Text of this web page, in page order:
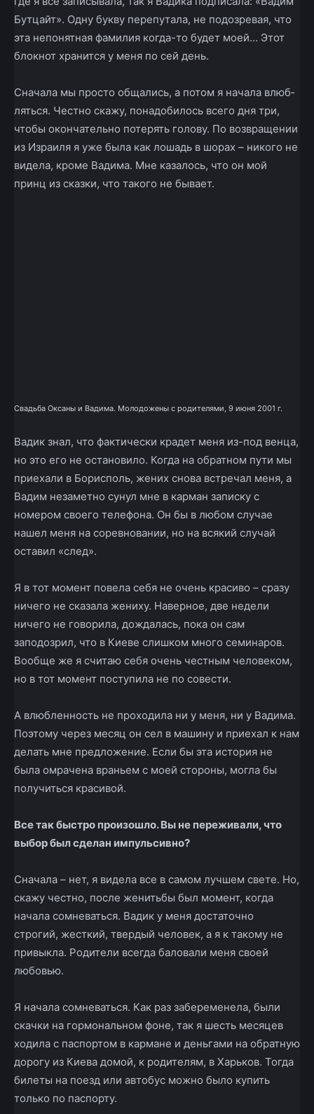
Бутцайт». Одну букву перепутала, не подозревая, что
эта непонятная фамилия когда-то будет моей… Этот
блокнот хранится у меня по сей день.
Сначала мы просто общались, а потом я начала влюб­
ляться. Честно скажу, понадобилось всего дня три,
чтобы окончательно потерять голову. По возвращении
из Израиля я уже была как лошадь в шорах – никого не
видела, кроме Вадима. Мне казалось, что он мой
принц из сказки, что такого не бывает.
Свадьба Оксаны и Вадима. Молодожены с родителями, 9 июня 2001 г.
Вадик знал, что фактически крадет меня из-под венца,
но это его не остановило. Когда на обратном пути мы
приехали в Борисполь, жених снова встречал меня, а
Вадим незаметно сунул мне в карман записку с
номером своего телефона. Он бы в любом случае
нашел меня на соревновании, но на всякий случай
оставил «след».
Я в тот момент повела себя не очень красиво – сразу
ничего не сказала жениху. Наверное, две недели
ничего не говорила, дождалась, пока он сам
заподозрил, что в Киеве слишком много семинаров.
Вообще же я считаю себя очень честным человеком,
но в тот момент поступила не по совести.
А влюбленность не проходила ни у меня, ни у Вадима.
Поэтому через месяц он сел в машину и приехал к нам
делать мне предложение. Если бы эта история не
была омрачена враньем с моей стороны, могла бы
получиться красивой.
Все так быстро произошло. Вы не переживали, что
выбор был сделан импульсивно?
Сначала – нет, я видела все в самом лучшем свете. Но,
скажу честно, после женитьбы был момент, когда
начала сомневаться. Вадик у меня достаточно
строгий, жесткий, твердый человек, а я к такому не
привыкла. Родители всегда баловали меня своей
любовью.
Я начала сомневаться. Как раз забеременела, были
скачки на гормональном фоне, так я шесть месяцев
ходила с паспортом в кармане и деньгами на обратную
дорогу из Киева домой, к родителям, в Харьков. Тогда
билеты на поезд или автобус можно было купить
только по паспорту.